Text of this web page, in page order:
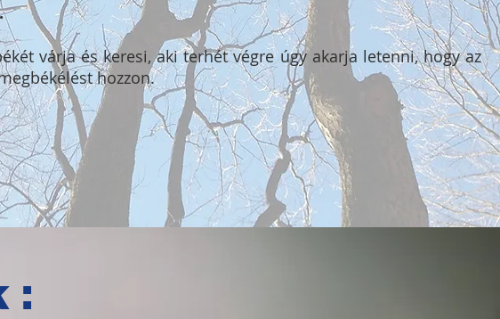
várja és keresi, aki terhét végre úgy akarja letenni, hogy az
hozzon.